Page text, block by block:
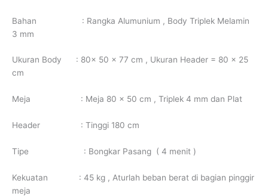
Bahan : Rangka Alumunium , Body Triplek Melamin
3 mm
Ukuran Body : 80x 50 x 77 cm , Ukuran Header = 80 x 25
cm
Meja : Meja 80 x 50 cm , Triplek 4 mm dan Plat
Header : Tinggi 180 cm
Tipe : Bongkar Pasang ( 4 menit )
Kekuatan : 45 kg , Aturlah beban berat di bagian pinggir
meja